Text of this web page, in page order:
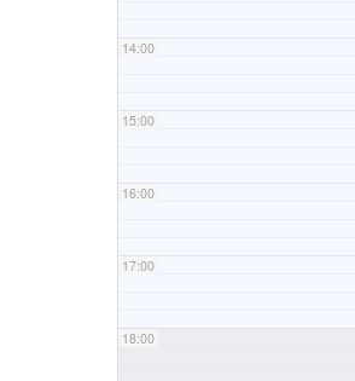
14:00
15:00
16:00
17:00
18:00